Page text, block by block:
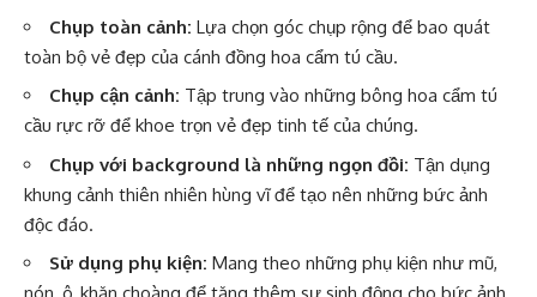
Chụp toàn cảnh: Lựa chọn góc chụp rộng để bao quát
toàn bộ vẻ đẹp của cánh đồng hoa cẩm tú cầu.
Chụp cận cảnh: Tập trung vào những bông hoa cẩm tú
cầu rực rỡ để khoe trọn vẻ đẹp tinh tế của chúng.
Chụp với background là những ngọn đồi: Tận dụng
khung cảnh thiên nhiên hùng vĩ để tạo nên những bức ảnh
độc đáo.
Sử dụng phụ kiện: Mang theo những phụ kiện như mũ,